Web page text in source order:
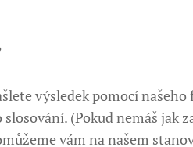
výsledek pomocí
slosování. (Pokud nemáš jak
vám na našem